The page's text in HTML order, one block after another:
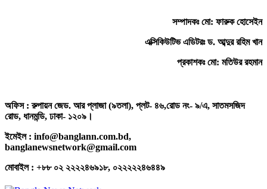
সম্পাদকঃ মো: ফারুক হোসেইন
এক্সিকিউটিভ এডিটরঃ ড. আব্দুর রহিম খান
প্রকাশকঃ মো: মতিউর রহমান
অফিস : রুপায়ন জেড. আর প্লাজা (৯তলা), প্লট- ৪৬,রোড নং- ৯/এ, সাতমসজিদ
রোড, ধানমন্ডি, ঢাকা- ১২০৯।
ইমেইল : info@banglann.com.bd,
banglanewsnetwork@gmail.com
মোবাইল : +৮৮ ০২ ২২২২৪৬৯১৮, ০২২২২২৪৬৪৪৯